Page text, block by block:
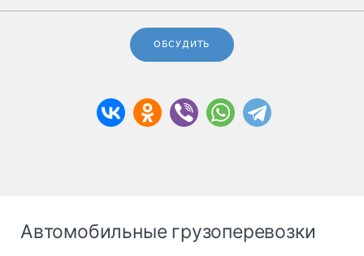
ОБСУДИТЬ
Автомобильные грузоперевозки